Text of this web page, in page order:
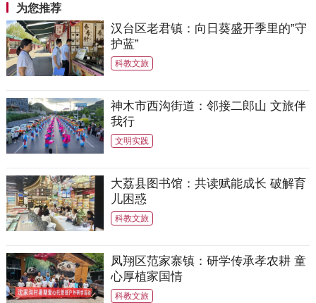
为您推荐
汉台区老君镇：向日葵盛开季里的”守
护蓝”
科教文旅
神木市西沟街道：邻接二郎山 文旅伴
我行
文明实践
大荔县图书馆：共读赋能成长 破解育
儿困惑
科教文旅
凤翔区范家寨镇：研学传承孝农耕 童
心厚植家国情
科教文旅